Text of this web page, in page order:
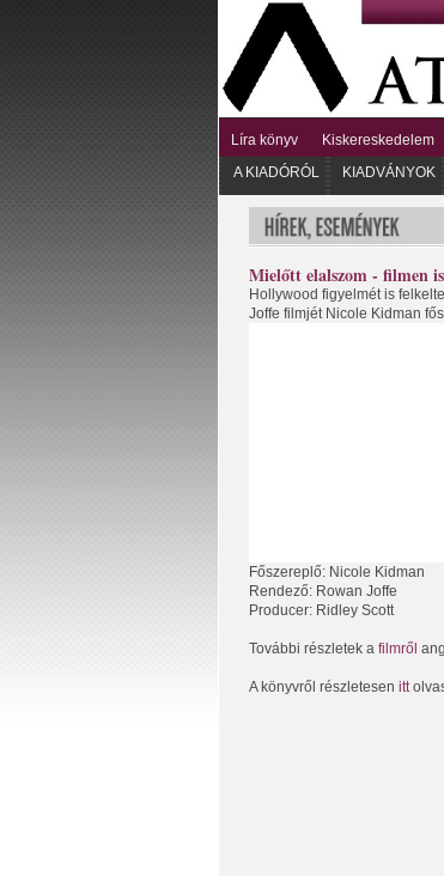
Líra könyv Kiskereskedelem
A KIADÓRÓL
KIADVÁNYOK
Mielőtt elalszom - filmen
Hollywood figyelmét is
Joffe filmjét Nicole Kidman
Főszereplő: Nicole Kidman
Rendező: Rowan Joffe
Producer: Ridley Scott
További részletek a filmről
A könyvről részletesen itt